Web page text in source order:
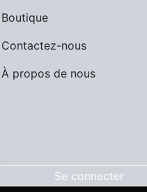
Boutique
Contactez-nous
À propos de nous
Se connecter